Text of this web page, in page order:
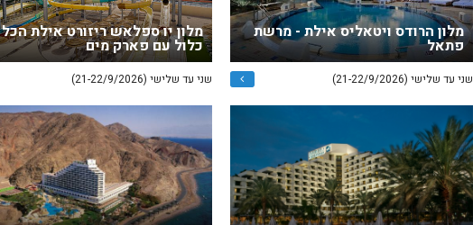
מלון הרודס ויטאליס אילת - מרשת
פתאל
שני עד שלישי (21-22/9/2026)
מלון יו ספלאש ריזורט אילת הכל
כלול עם פארק מים
שני עד שלישי (21-22/9/2026)